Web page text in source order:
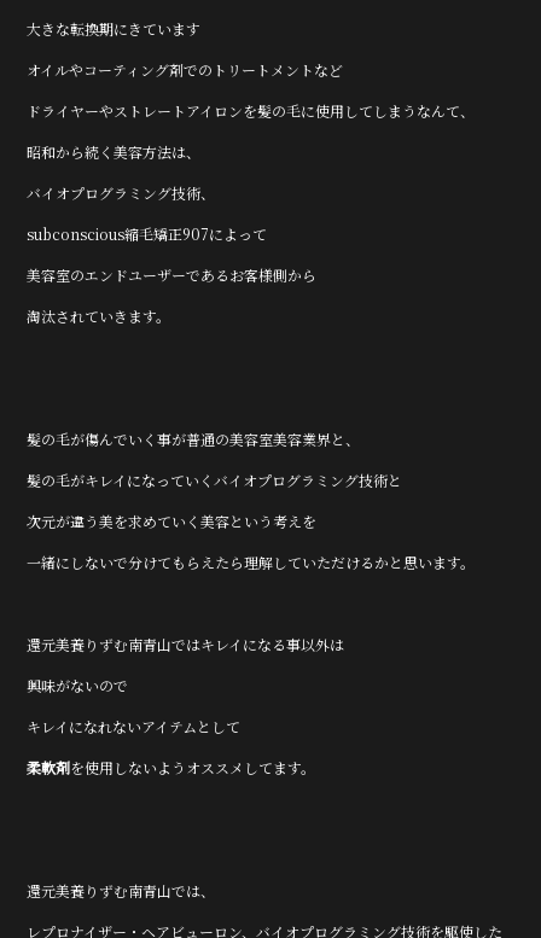
大きな転換期にきています
オイルやコーティング剤でのトリートメントなど
ドライヤーやストレートアイロンを髪の毛に使用してしまうなんて、
昭和から続く美容方法は、
バイオプログラミング技術、
subconscious縮毛矯正907によって
美容室のエンドユーザーであるお客様側から
淘汰されていきます。
髪の毛が傷んでいく事が普通の美容室美容業界と、
髪の毛がキレイになっていくバイオプログラミング技術と
次元が違う美を求めていく美容という考えを
一緒にしないで分けてもらえたら理解していただけるかと思います。
還元美養りずむ南青山ではキレイになる事以外は
興味がないので
キレイになれないアイテムとして
柔軟剤を使用しないようオススメしてます。
還元美養りずむ南青山では、
レプロナイザー・ヘアビューロン、バイオプログラミング技術を駆使した